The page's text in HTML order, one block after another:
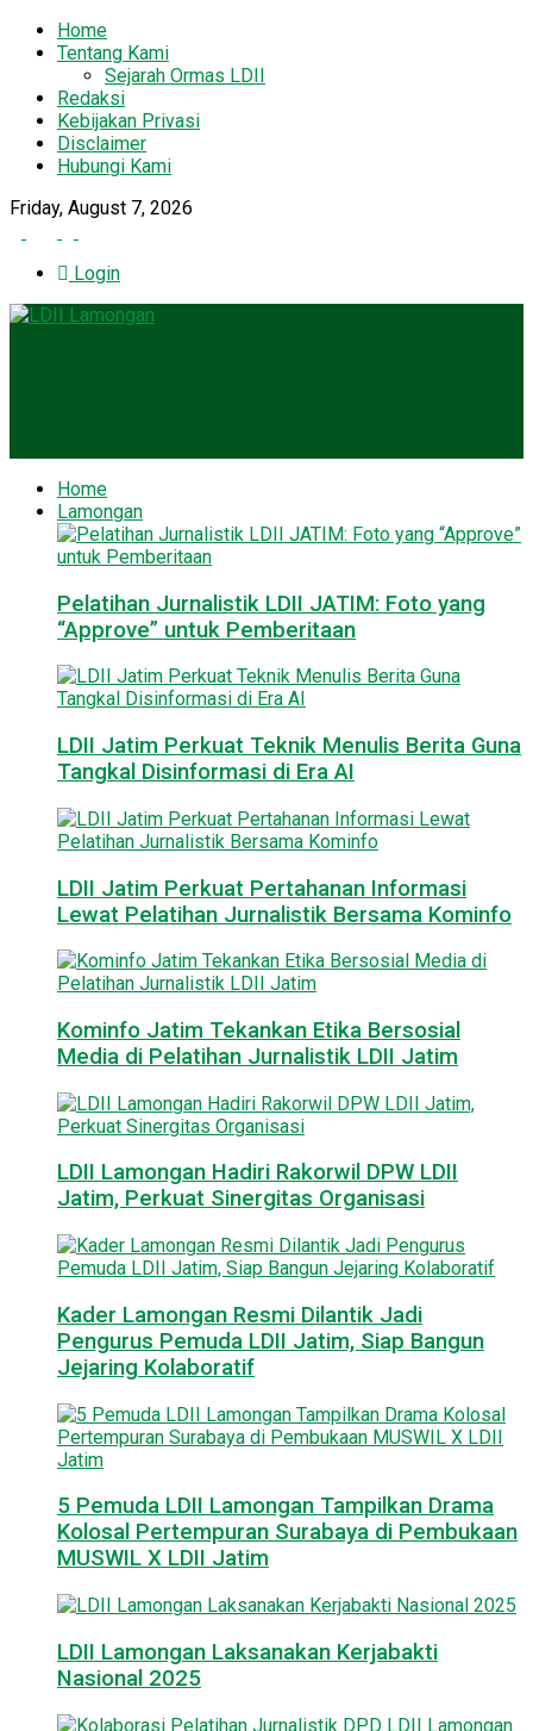
Home
Tentang Kami
Sejarah Ormas LDII
Redaksi
Kebijakan Privasi
Disclaimer
Hubungi Kami
Friday, August 7, 2026
Login
Home
Lamongan
Pelatihan Jurnalistik LDII JATIM: Foto yang
“Approve” untuk Pemberitaan
LDII Jatim Perkuat Teknik Menulis Berita Guna
Tangkal Disinformasi di Era AI
LDII Jatim Perkuat Pertahanan Informasi
Lewat Pelatihan Jurnalistik Bersama Kominfo
Kominfo Jatim Tekankan Etika Bersosial
Media di Pelatihan Jurnalistik LDII Jatim
LDII Lamongan Hadiri Rakorwil DPW LDII
Jatim, Perkuat Sinergitas Organisasi
Kader Lamongan Resmi Dilantik Jadi
Pengurus Pemuda LDII Jatim, Siap Bangun
Jejaring Kolaboratif
5 Pemuda LDII Lamongan Tampilkan Drama
Kolosal Pertempuran Surabaya di Pembukaan
MUSWIL X LDII Jatim
LDII Lamongan Laksanakan Kerjabakti
Nasional 2025